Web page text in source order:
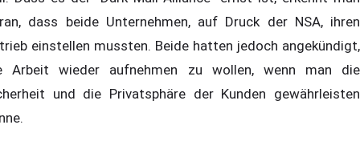
dass beide Unternehmen, auf Druck der NSA, ihren
einstellen mussten. Beide hatten jedoch angekündigt,
Arbeit wieder aufnehmen zu wollen, wenn man die
und die Privatsphäre der Kunden gewährleisten